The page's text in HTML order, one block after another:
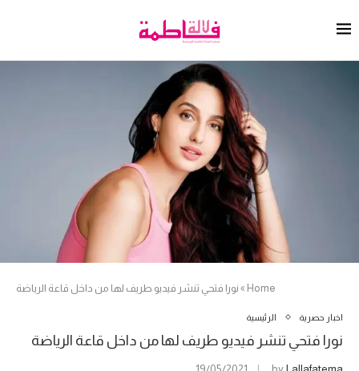
Home
»نورا فتحي تنشر فيديو طريف لها من داخل قاعة الرياضة
اخبار حصرية الرئيسية
نورا فتحي تنشر فيديو طريف لها من داخل قاعة الرياضة
byLallafatema
19/05/2021